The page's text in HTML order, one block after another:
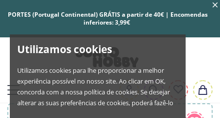
Utilizamos cookies
Utilizamos cookies para lhe proporcionar a melhor
experiência possível no nosso site. Ao clicar em OK,
concorda com a nossa política de cookies. Se desejar
alterar as suas preferências de cookies, poderá fazê-lo
PORTES (Portugal Continental) GRÁTIS a partir de 40€ | Encomendas
inferiores: 3,99€